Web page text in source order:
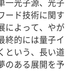
ード技術に関す
によって、やが
終的には量子イ
という、長い道
のある展開を予